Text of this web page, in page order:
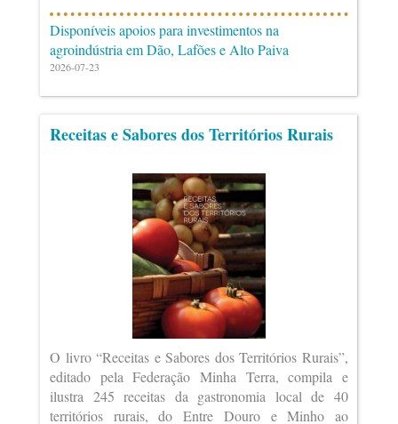
Disponíveis apoios para investimentos na
agroindústria em Dão, Lafões e Alto Paiva
2026-07-23
Receitas e Sabores dos Territórios Rurais
O livro “Receitas e Sabores dos Territórios Rurais”,
editado pela Federação Minha Terra, compila e
ilustra 245 receitas da gastronomia local de 40
territórios rurais, do Entre Douro e Minho ao